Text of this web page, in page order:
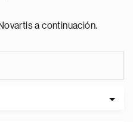
a continuación.